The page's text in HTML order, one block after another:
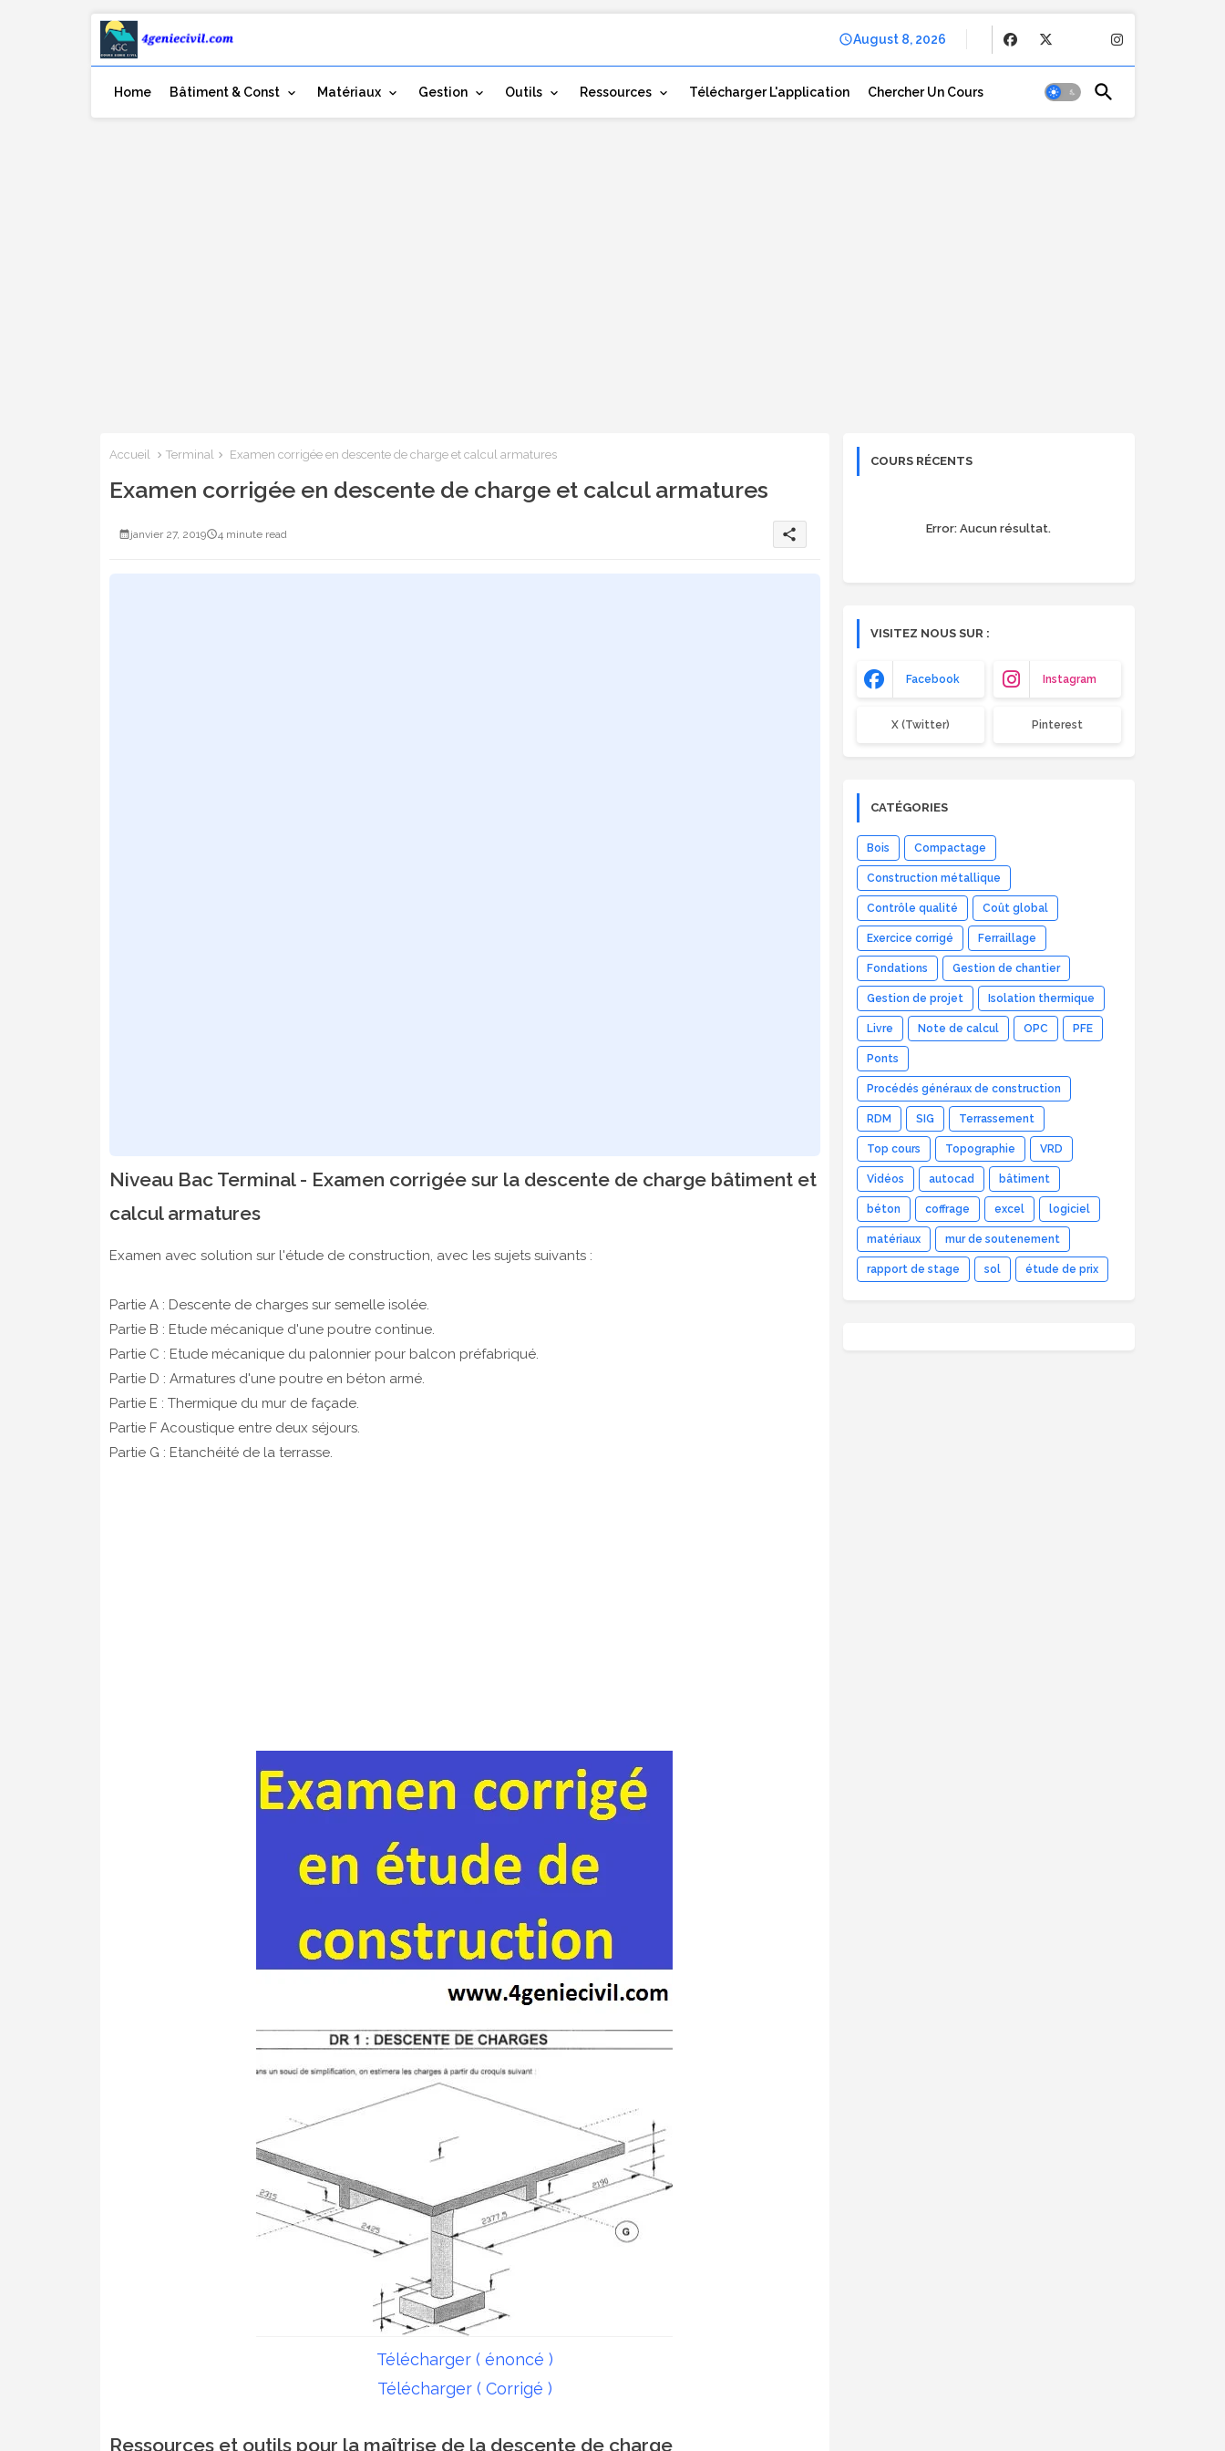
August 8, 2026
Home Bâtiment & Const Matériaux Gestion Outils Ressources Télécharger L'application Chercher Un Cours
Accueil Terminal Examen corrigée en descente de charge et calcul armatures
Examen corrigée en descente de charge et calcul armatures
janvier 27, 2019 4 minute read share
Niveau Bac Terminal - Examen corrigée sur la descente de charge bâtiment et
calcul armatures
Examen avec solution sur l'étude de construction, avec les sujets suivants :
Partie A : Descente de charges sur semelle isolée.
Partie B : Etude mécanique d'une poutre continue.
Partie C : Etude mécanique du palonnier pour balcon préfabriqué.
Partie D : Armatures d'une poutre en béton armé.
Partie E : Thermique du mur de façade.
Partie F Acoustique entre deux séjours.
Partie G : Etanchéité de la terrasse.
Télécharger ( énoncé )
Télécharger ( Corrigé )
Ressources et outils pour la maîtrise de la descente de charge
COURS RÉCENTS
Error: Aucun résultat.
VISITEZ NOUS SUR :
Facebook Instagram
X (Twitter) Pinterest
CATÉGORIES
Bois Compactage
Construction métallique
Contrôle qualité Coût global
Exercice corrigé Ferraillage
Fondations Gestion de chantier
Gestion de projet Isolation thermique
Livre Note de calcul OPC PFE
Ponts
Procédés généraux de construction
RDM SIG Terrassement
Top cours Topographie VRD
Vidéos autocad bâtiment
béton coffrage excel logiciel
matériaux mur de soutenement
rapport de stage sol étude de prix